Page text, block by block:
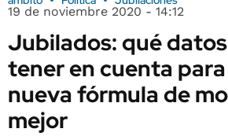
19 de noviembre 2020 - 14:12
Jubilados: qué
tener en cuenta
nueva fórmula de
mejor